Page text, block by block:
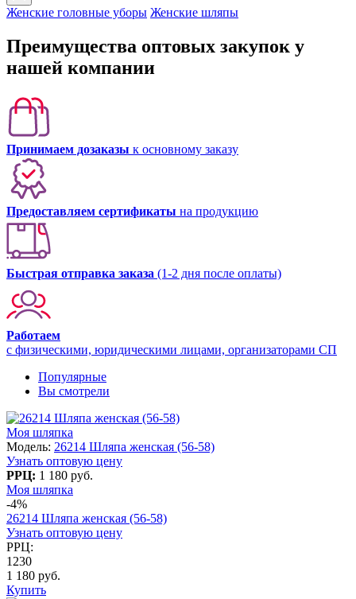
Женские головные уборы Женские шляпы
Преимущества оптовых закупок у
нашей компании
Принимаем дозаказы к основному заказу
Предоставляем сертификаты на продукцию
Быстрая отправка заказа (1-2 дня после оплаты)
Работаем
с физическими, юридическими лицами, организаторами СП
Популярные
Вы смотрели
Моя шляпка
Модель: 26214 Шляпа женская (56-58)
Узнать оптовую цену
РРЦ: 1 180 руб.
Моя шляпка
-4%
26214 Шляпа женская (56-58)
Узнать оптовую цену
РРЦ:
1230
1 180 руб.
Купить